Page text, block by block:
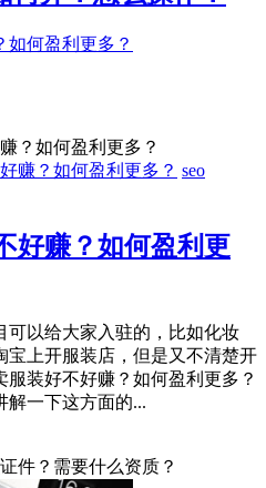
？如何盈利更多？
seo
好赚？如何盈利更
以给大家入驻的，比如化妆
宝上开服装店，但是又不清楚开
装好不好赚？如何盈利更多？
解一下这方面的...
件？需要什么资质？